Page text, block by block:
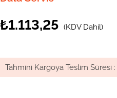
₺1.113,25 (KDV Dahil)
Tahmini Kargoya Teslim Süresi :